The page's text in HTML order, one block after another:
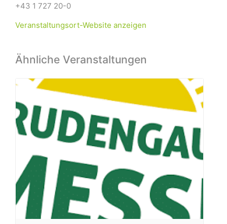
+43 1 727 20-0
Veranstaltungsort-Website anzeigen
Ähnliche Veranstaltungen